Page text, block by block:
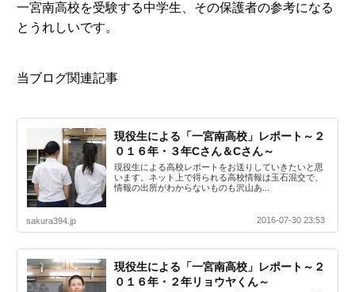
一宮南高校を受験する中学生、その保護者の参考になる
とうれしいです。
当ブログ関連記事
現役生による「一宮南高校」レポート～２
０１６年・３年Cさん＆Cさん～
現役生による高校レポートをお送りしていきたいと思
います。ネット上で得られる高校情報は玉石混交で、
情報の出所がわからないものも沢山あ...
sakura394.jp 2016-07-30 23:53
現役生による「一宮南高校」レポート～２
０１６年・２年リョウヤくん～